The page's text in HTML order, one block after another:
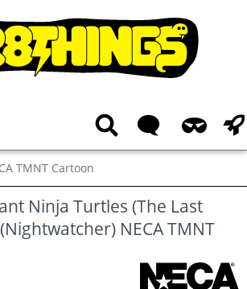
TMNT Cartoon
Ninja Turtles (The Last
NECA TMNT